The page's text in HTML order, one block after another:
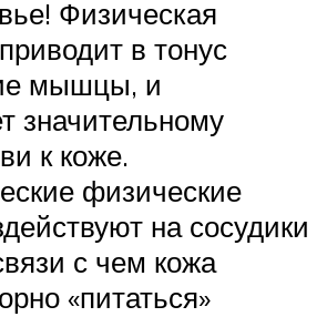
Физическая
в тонус
мышцы, и
значительному
к коже.
физические
на сосудики
с чем кожа
«питаться»